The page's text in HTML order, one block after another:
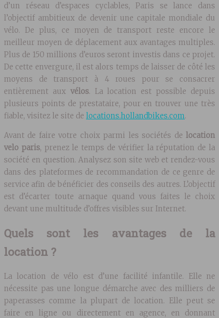
d’un réseau d’espaces cyclables, Paris se lance dans
l’objectif ambitieux de devenir une capitale mondiale du
vélo. De plus, ce moyen de transport reste encore le
meilleur moyen de déplacement aux avantages multiples.
Plus de 150 millions d’euros seront investis dans ce projet.
De cette envergure, il est alors temps de laisser de côté les
moyens de transport à 4 roues pour se consacrer
entièrement aux vélos. La location est possible depuis
plusieurs points de prestataire, pour en trouver une très
fiable, visitez le site de locations.hollandbikes.com.
Avant de faire votre choix parmi les sociétés de location
velo paris, prenez le temps de vérifier la réputation de la
société en question. Analysez son site web et rendez-vous
dans des plateformes de recommandation de ce genre de
service afin de bénéficier des conseils des autres. L’objectif
est d’écarter toute arnaque quand vous faites le choix
devant une multitude d’offres visibles sur Internet.
Quels sont les avantages de la
location ?
La location de vélo est d’une facilité infantile. Elle ne
nécessite pas une longue démarche avec des milliers de
paperasses comme la plupart de location. Elle peut se
faire en ligne ou directement en agence, en donnant